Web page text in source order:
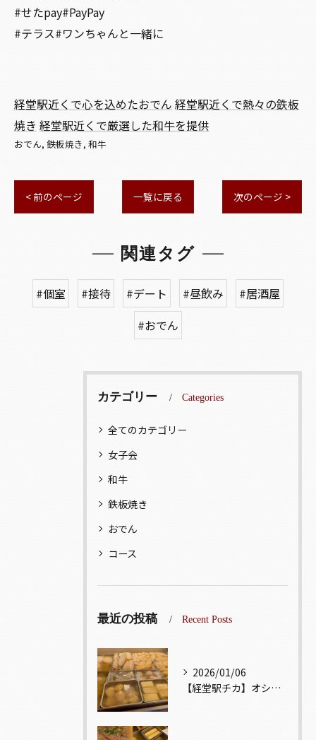
#せたpay#PayPay
#テラス#ワンちゃんと一緒に
経堂駅近くで心を込めたおでん 経堂駅近くで熱々の鉄板
焼き 経堂駅近くで厳選した和牛を提供
おでん 鉄板焼き 和牛
< 前のページ 一覧に戻る 次のページ >
関連タグ
#個室 #接待 #デート #昼飲み
#居酒屋
#おでん
カテゴリー Categories
全てのカテゴリー
女子会
和牛
鉄板焼き
おでん
コース
最近の投稿 Recent Posts
2026/01/06
【経堂駅チカ】オシャレ居酒屋🏮出汁が美味しいおでんがオススメ...